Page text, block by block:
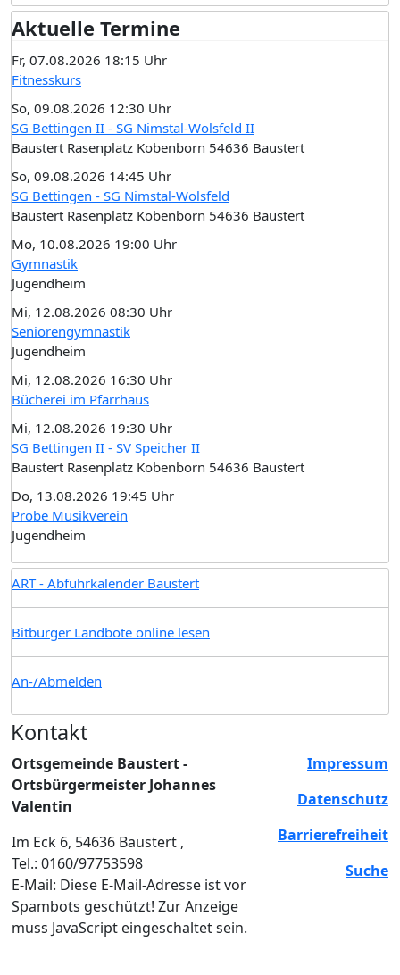
Aktuelle Termine
Fr, 07.08.2026 18:15 Uhr
Fitnesskurs
So, 09.08.2026 12:30 Uhr
SG Bettingen II - SG Nimstal-Wolsfeld II
Baustert Rasenplatz Kobenborn 54636 Baustert
So, 09.08.2026 14:45 Uhr
SG Bettingen - SG Nimstal-Wolsfeld
Baustert Rasenplatz Kobenborn 54636 Baustert
Mo, 10.08.2026 19:00 Uhr
Gymnastik
Jugendheim
Mi, 12.08.2026 08:30 Uhr
Seniorengymnastik
Jugendheim
Mi, 12.08.2026 16:30 Uhr
Bücherei im Pfarrhaus
Mi, 12.08.2026 19:30 Uhr
SG Bettingen II - SV Speicher II
Baustert Rasenplatz Kobenborn 54636 Baustert
Do, 13.08.2026 19:45 Uhr
Probe Musikverein
Jugendheim
ART - Abfuhrkalender Baustert
Bitburger Landbote online lesen
An-/Abmelden
Kontakt
Ortsgemeinde Baustert -
Ortsbürgermeister Johannes
Valentin
Im Eck 6, 54636 Baustert ,
Tel.: 0160/97753598
E-Mail: Diese E-Mail-Adresse ist vor
Spambots geschützt! Zur Anzeige
muss JavaScript eingeschaltet sein.
Impressum
Datenschutz
Barrierefreiheit
Suche